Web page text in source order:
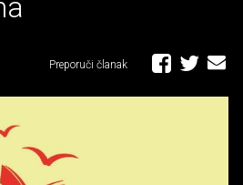
Preporuči članak